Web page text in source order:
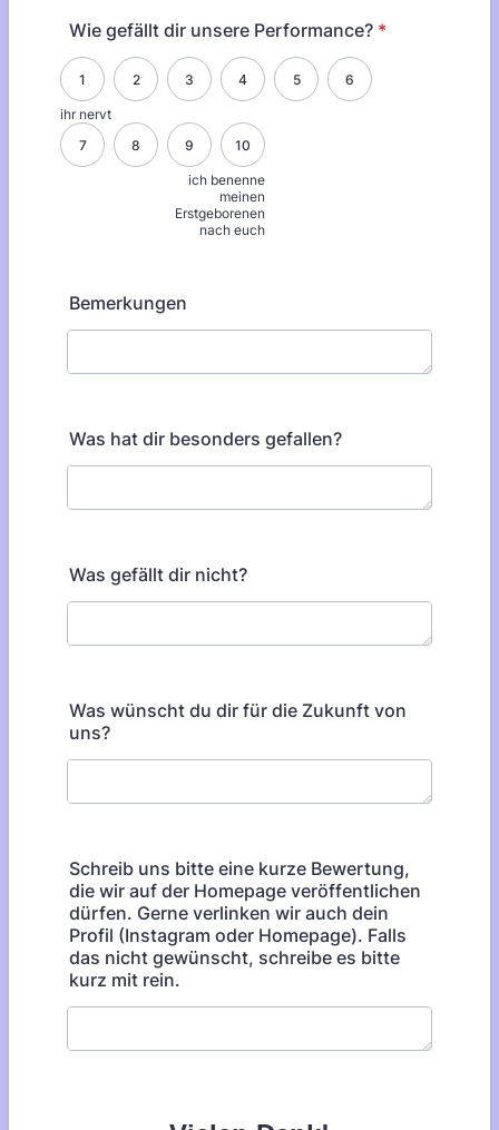
Wie gefällt dir unsere Performance? *
ihr nervt
1 2 3 4 5 6
7 8 9
ich benenne
meinen
Erstgeborenen
nach euch
10
1 is ihr nervt, 10 is ich benenne meinen Erstgeborenen nach euch
Bemerkungen
Was hat dir besonders gefallen?
Was gefällt dir nicht?
Was wünscht du dir für die Zukunft von
uns?
Schreib uns bitte eine kurze Bewertung,
die wir auf der Homepage veröffentlichen
dürfen. Gerne verlinken wir auch dein
Profil (Instagram oder Homepage). Falls
das nicht gewünscht, schreibe es bitte
kurz mit rein.